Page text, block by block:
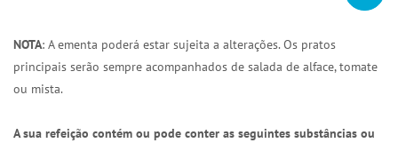
NOTA: A ementa poderá estar sujeita a alterações. Os pratos
principais serão sempre acompanhados de salada de alface, tomate
ou mista.
A sua refeição contém ou pode conter as seguintes substâncias ou